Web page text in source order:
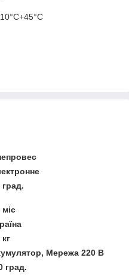
дисплей
град.
міс
кг
Мережа 220 В
град.